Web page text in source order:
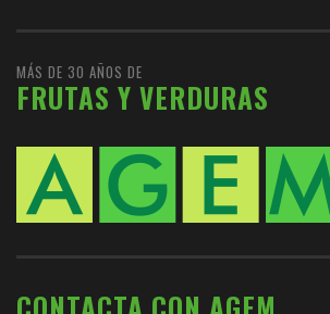
MÁS DE 30 AÑOS DE
FRUTAS Y VERDURAS